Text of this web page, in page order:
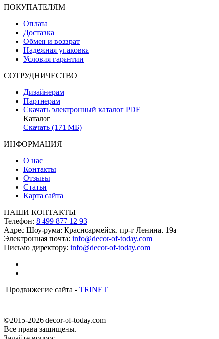
ПОКУПАТЕЛЯМ
Оплата
Доставка
Обмен и возврат
Надежная упаковка
Условия гарантии
СОТРУДНИЧЕСТВО
Дизайнерам
Партнерам
Скачать электронный каталог PDF
Каталог
Скачать (171 МБ)
ИНФОРМАЦИЯ
О нас
Контакты
Отзывы
Статьи
Карта сайта
НАШИ КОНТАКТЫ
Телефон: 8 499 877 12 93
Адрес Шоу-рума: Красноармейск, пр-т Ленина, 19а
Электронная почта: info@decor-of-today.com
Письмо директору: info@decor-of-today.com
Продвижение сайта - TRINET
©2015-2026 decor-of-today.com
Все права защищены.